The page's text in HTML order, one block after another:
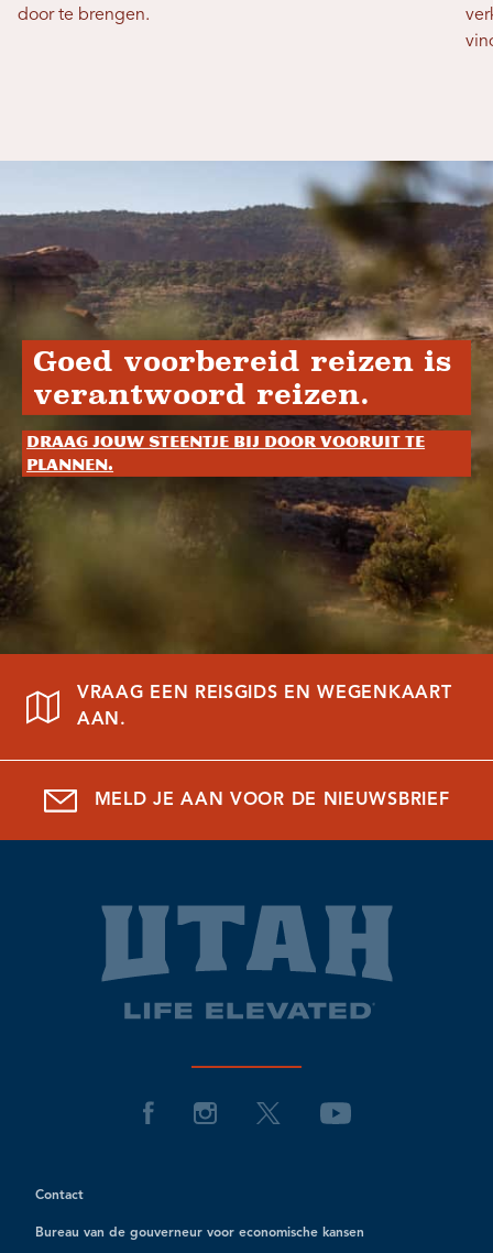
door te brengen.
Goed voorbereid reizen is
verantwoord reizen.
Draag jouw steentje bij door vooruit te
plannen.
VRAAG EEN REISGIDS EN WEGENKAART
AAN.
MELD JE AAN VOOR DE NIEUWSBRIEF
Contact
Bureau van de gouverneur voor economische kansen